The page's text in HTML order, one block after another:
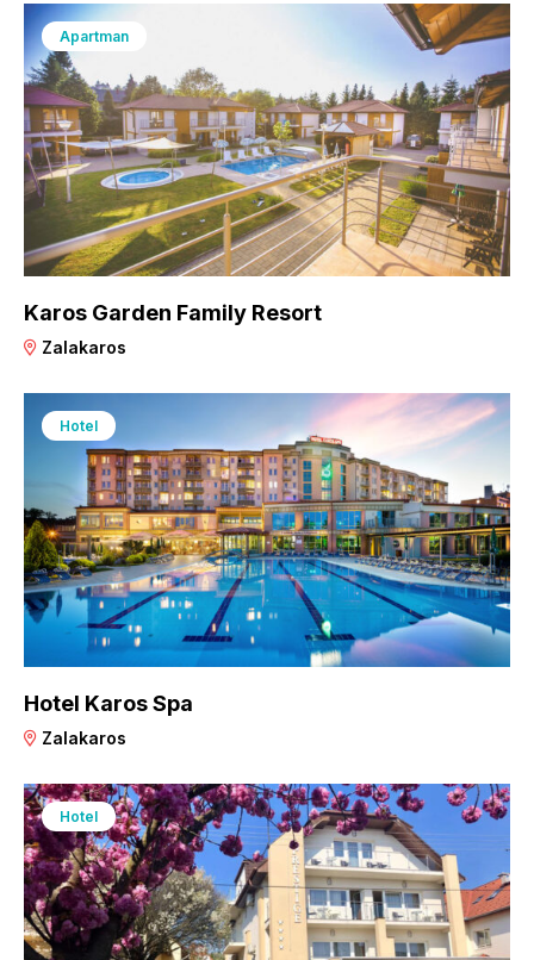
Apartman
Karos Garden Family Resort
Zalakaros
Hotel
Hotel Karos Spa
Zalakaros
Hotel